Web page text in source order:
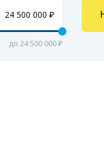
до 24 500 000 ₽